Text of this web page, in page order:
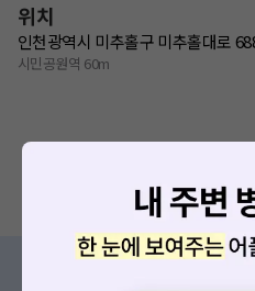
위치
인천광역시 미추홀구 미추홀대로
시민공원역 60m